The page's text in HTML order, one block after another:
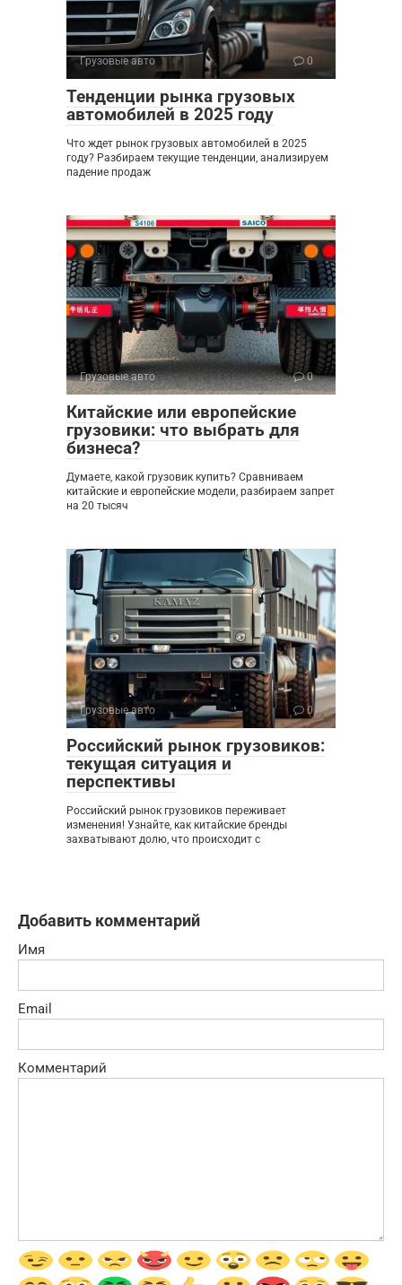
Грузовые авто 0
Тенденции рынка грузовых
автомобилей в 2025 году
Что ждет рынок грузовых автомобилей в 2025
году? Разбираем текущие тенденции, анализируем
падение продаж
Грузовые авто 0
Китайские или европейские
грузовики: что выбрать для
бизнеса?
Думаете, какой грузовик купить? Сравниваем
китайские и европейские модели, разбираем запрет
на 20 тысяч
Грузовые авто 0
Российский рынок грузовиков:
текущая ситуация и
перспективы
Российский рынок грузовиков переживает
изменения! Узнайте, как китайские бренды
захватывают долю, что происходит с
Добавить комментарий
Имя
Email
Комментарий